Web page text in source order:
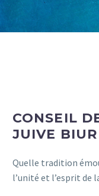
CONSEIL
JUIVE
Quelle tradition
l’unité et l’esprit de